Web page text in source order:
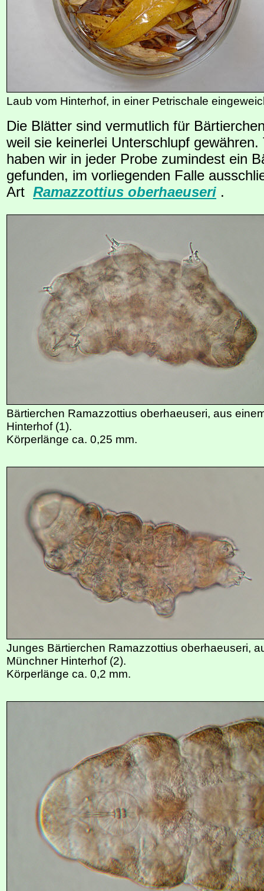
Laub vom Hinterhof, in einer Petrischale
Die Blätter sind vermutlich für
weil sie keinerlei Unterschlupf gewähren.
haben wir in jeder Probe zumindest ein
gefunden, im vorliegenden Falle
Art Ramazzottius oberhaeuseri .
Bärtierchen Ramazzottius oberhaeuseri, aus
Hinterhof (1).
Körperlänge ca. 0,25 mm.
Junges Bärtierchen Ramazzottius oberhaeuseri,
Münchner Hinterhof (2).
Körperlänge ca. 0,2 mm.